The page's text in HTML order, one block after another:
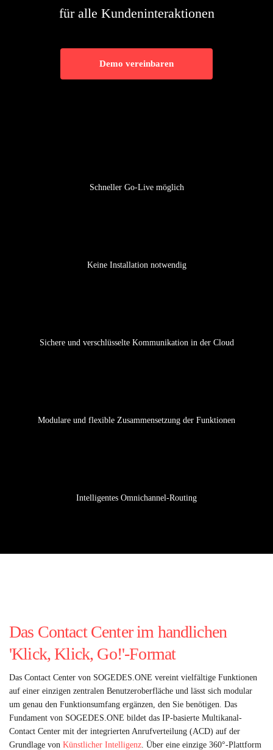
für alle Kundeninteraktionen
Demo vereinbaren
Schneller Go-Live möglich
Keine Installation notwendig
Sichere und verschlüsselte Kommunikation in der Cloud
Modulare und flexible Zusammensetzung der Funktionen
Intelligentes Omnichannel-Routing
Das Contact Center im handlichen
'Klick, Klick, Go!'-Format
Das Contact Center von SOGEDES.ONE vereint vielfältige Funktionen
auf einer einzigen zentralen Benutzeroberfläche und lässt sich modular
um genau den Funktionsumfang ergänzen, den Sie benötigen. Das
Fundament von SOGEDES.ONE bildet das IP-basierte Multikanal-
Contact Center mit der integrierten Anrufverteilung (ACD) auf der
Grundlage von Künstlicher Intelligenz. Über eine einzige 360°-Plattform